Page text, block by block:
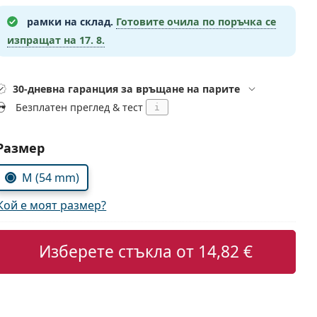
рамки на склад. Готовите очила по поръчка се
изпращат на 17. 8.
30-дневна гаранция за връщане на парите
Безплатен преглед & тест
i
параметри
M (54 mm)
е моят размер?
Изберете стъкла от 14,82 €